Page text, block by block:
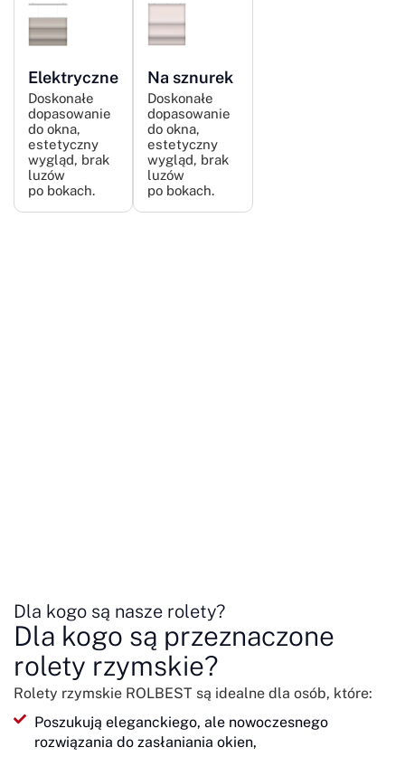
Elektryczne
Doskonałe
dopasowanie
do okna,
estetyczny
wygląd, brak
luzów
po bokach.
Na sznurek
Doskonałe
dopasowanie
do okna,
estetyczny
wygląd, brak
luzów
po bokach.
Dla kogo są nasze rolety?
Dla kogo są przeznaczone
rolety rzymskie?
Rolety rzymskie ROLBEST są idealne dla osób, które:
Poszukują eleganckiego, ale nowoczesnego
rozwiązania do zasłaniania okien,